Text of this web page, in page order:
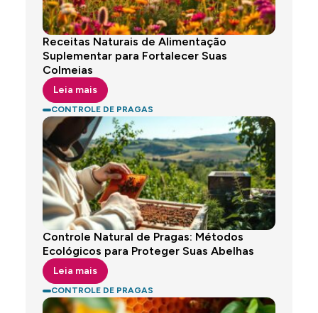
Receitas Naturais de Alimentação
Suplementar para Fortalecer Suas
Colmeias
Leia mais
CONTROLE DE PRAGAS
Controle Natural de Pragas: Métodos
Ecológicos para Proteger Suas Abelhas
Leia mais
CONTROLE DE PRAGAS